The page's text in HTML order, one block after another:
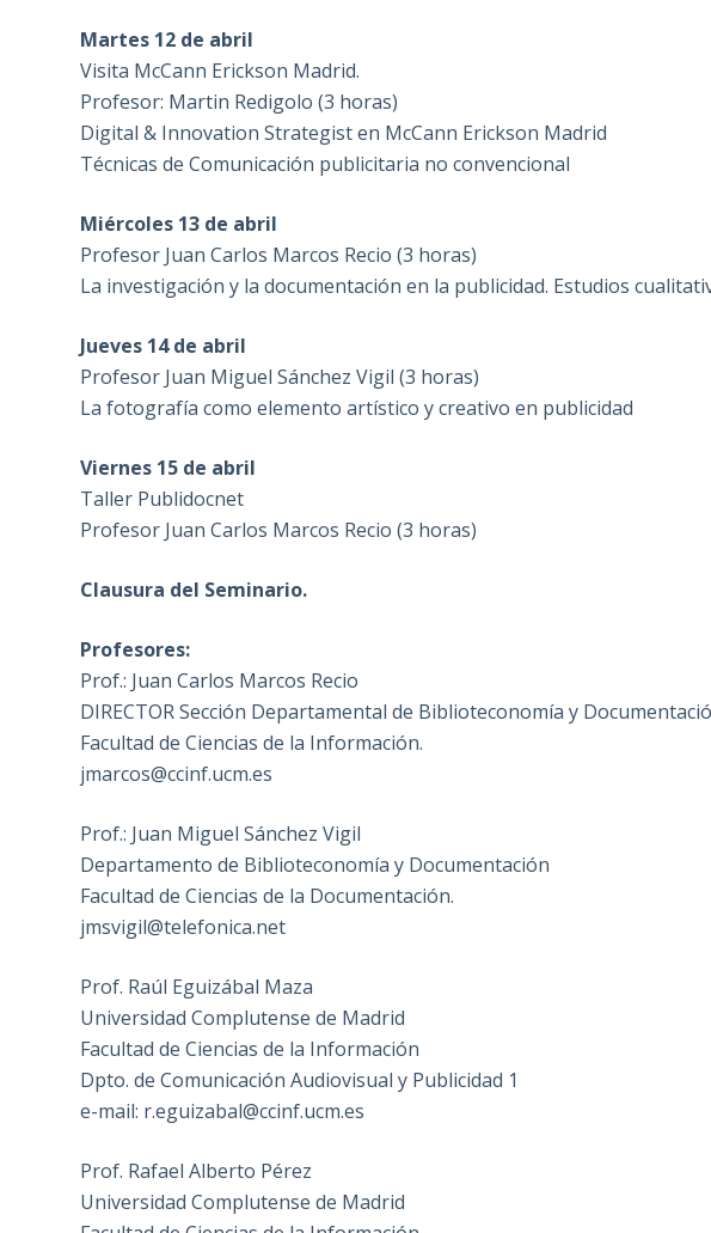
Martes 12 de abril
Visita McCann Erickson Madrid.
Profesor: Martin Redigolo (3 horas)
Digital & Innovation Strategist en McCann Erickson Madrid
Técnicas de Comunicación publicitaria no convencional
Miércoles 13 de abril
Profesor Juan Carlos Marcos Recio (3 horas)
La investigación y la documentación en la publicidad. Estudios
Jueves 14 de abril
Profesor Juan Miguel Sánchez Vigil (3 horas)
La fotografía como elemento artístico y creativo en publicidad
Viernes 15 de abril
Taller Publidocnet
Profesor Juan Carlos Marcos Recio (3 horas)
Clausura del Seminario.
Profesores:
Prof.: Juan Carlos Marcos Recio
DIRECTOR Sección Departamental de Biblioteconomía y
Facultad de Ciencias de la Información.
jmarcos@ccinf.ucm.es
Prof.: Juan Miguel Sánchez Vigil
Departamento de Biblioteconomía y Documentación
Facultad de Ciencias de la Documentación.
jmsvigil@telefonica.net
Prof. Raúl Eguizábal Maza
Universidad Complutense de Madrid
Facultad de Ciencias de la Información
Dpto. de Comunicación Audiovisual y Publicidad 1
e-mail: r.eguizabal@ccinf.ucm.es
Prof. Rafael Alberto Pérez
Universidad Complutense de Madrid